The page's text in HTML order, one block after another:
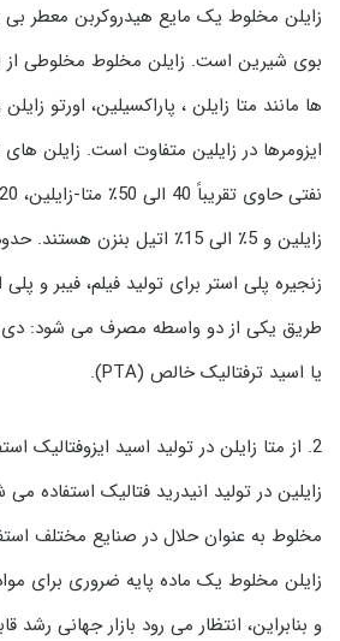
زایلن مخلوط یک مایع هیدروکربن معطر بی
بوی شیرین است. زایلن مخلوط مخلوطی از
ها مانند متا زایلن ، پاراکسیلین، اورتو
ایزومرها در زایلین متفاوت است. زایلن
یا اسید ترفتالیک خالص (PTA).
2. از متا زایلن در تولید اسید ایزوفتالیک
زایلین در تولید انیدرید فتالیک استفاده
مخلوط به عنوان حلال در صنایع مختلف
زایلن مخلوط یک ماده پایه ضروری برای
و بنابراین، انتظار می رود بازار جهانی رشد